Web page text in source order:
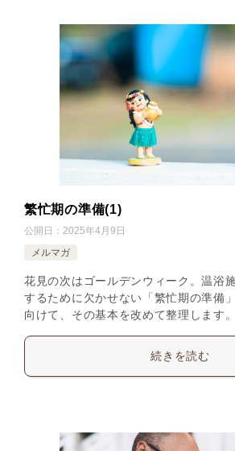
繁忙期の準備(1)
公開日： 2025年4月9日
メルマガ
花見の次はゴールデンウィーク。温浴
するために欠かせない「繁忙期の準備
向けて、その基本を改めて整理します。
続きを読む